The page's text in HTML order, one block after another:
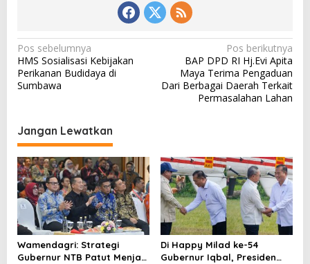
N
a
v
g
a
s
i
p
o
s
Pos sebelumnya
HMS Sosialisasi Kebijakan
Perikanan Budidaya di
Sumbawa
Pos berikutnya
BAP DPD RI Hj.Evi Apita
Maya Terima Pengaduan
Dari Berbagai Daerah Terkait
Permasalahan Lahan
Jangan Lewatkan
Wamendagri: Strategi
Gubernur NTB Patut Menjadi
Di Happy Milad ke-54
Gubernur Iqbal, Presiden